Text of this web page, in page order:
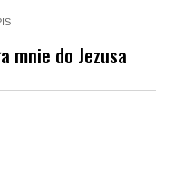
mnie do Jezusa